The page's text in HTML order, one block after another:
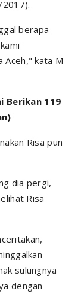
berapa
Aceh," kata M
Berikan 119
Risa pun
dia pergi,
Risa
sulungnya
dengan